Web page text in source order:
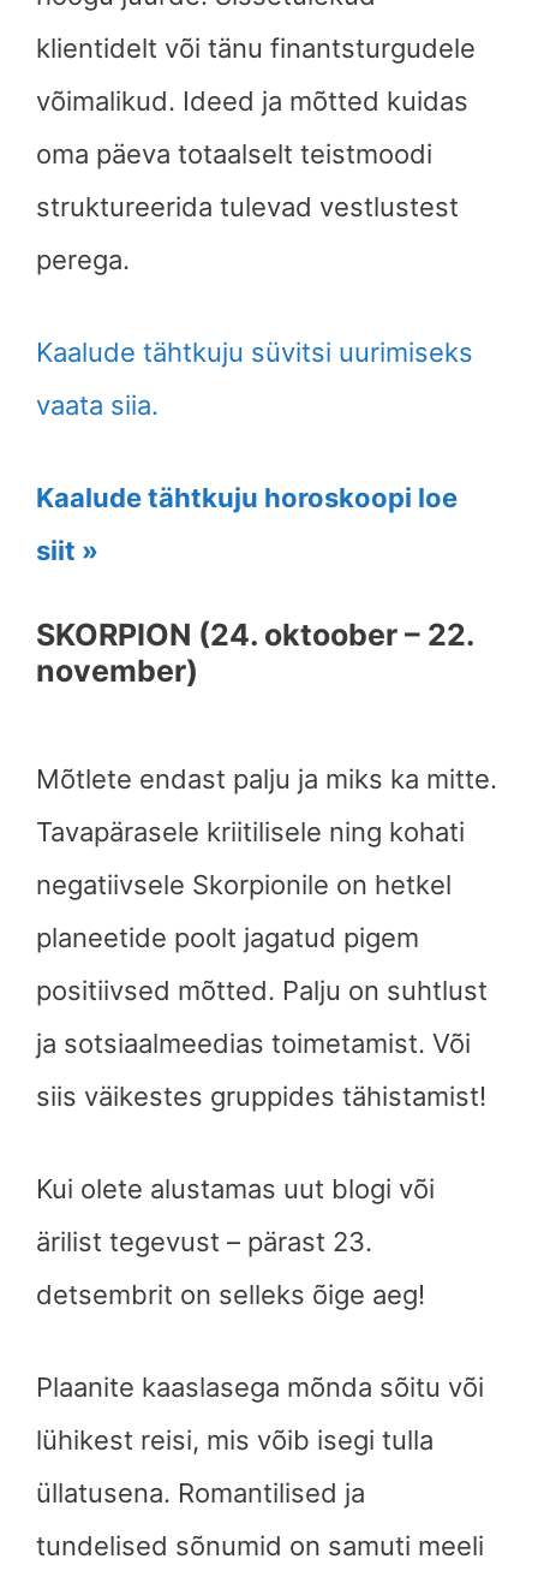
klientidelt või tänu finantsturgudele
võimalikud. Ideed ja mõtted kuidas
oma päeva totaalselt teistmoodi
struktureerida tulevad vestlustest
perega.
Kaalude tähtkuju süvitsi uurimiseks
vaata siia.
Kaalude tähtkuju horoskoopi loe
siit »
SKORPION (24. oktoober – 22.
november)
Mõtlete endast palju ja miks ka mitte.
Tavapärasele kriitilisele ning kohati
negatiivsele Skorpionile on hetkel
planeetide poolt jagatud pigem
positiivsed mõtted. Palju on suhtlust
ja sotsiaalmeedias toimetamist. Või
siis väikestes gruppides tähistamist!
Kui olete alustamas uut blogi või
ärilist tegevust – pärast 23.
detsembrit on selleks õige aeg!
Plaanite kaaslasega mõnda sõitu või
lühikest reisi, mis võib isegi tulla
üllatusena. Romantilised ja
tundelised sõnumid on samuti meeli